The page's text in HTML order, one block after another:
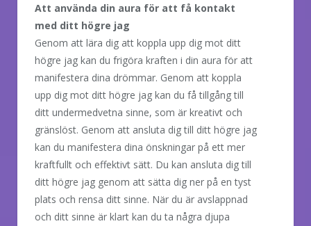
Att använda din aura för att få kontakt
med ditt högre jag
Genom att lära dig att koppla upp dig mot ditt
högre jag kan du frigöra kraften i din aura för att
manifestera dina drömmar. Genom att koppla
upp dig mot ditt högre jag kan du få tillgång till
ditt undermedvetna sinne, som är kreativt och
gränslöst. Genom att ansluta dig till ditt högre jag
kan du manifestera dina önskningar på ett mer
kraftfullt och effektivt sätt. Du kan ansluta dig till
ditt högre jag genom att sätta dig ner på en tyst
plats och rensa ditt sinne. När du är avslappnad
och ditt sinne är klart kan du ta några djupa